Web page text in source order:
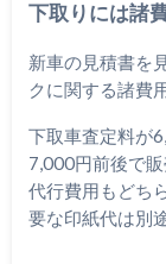
下取りには諸
新車の見積書を
クに関する諸費
下取車査定料が
7,000円前後で
代行費用もどち
要な印紙代は別